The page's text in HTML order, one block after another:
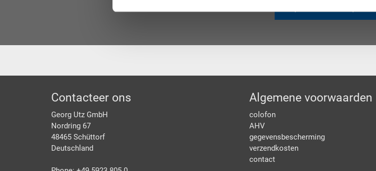
Footer
Contacteer ons
Georg Utz GmbH
Nordring 67
48465 Schüttorf
Deutschland
Algemene voorwaarden
colofon
AHV
gegevensbescherming
verzendkosten
contact